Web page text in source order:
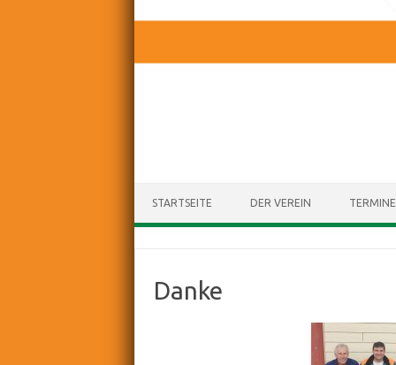
STARTSEITE DER VEREIN TERMINE
Danke